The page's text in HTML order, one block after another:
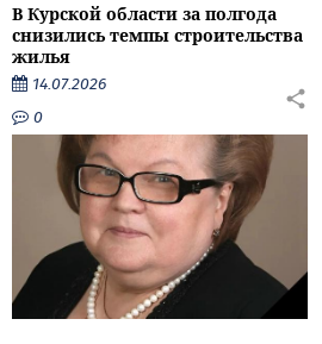
В Курской области за полгода
снизились темпы строительства
жилья
14.07.2026
0